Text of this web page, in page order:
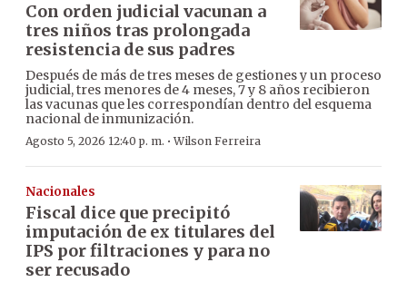
Con orden judicial vacunan a
tres niños tras prolongada
resistencia de sus padres
Después de más de tres meses de gestiones y un proceso
judicial, tres menores de 4 meses, 7 y 8 años recibieron
las vacunas que les correspondían dentro del esquema
nacional de inmunización.
Agosto 5, 2026 12:40 p. m. ·Wilson Ferreira
Nacionales
Fiscal dice que precipitó
imputación de ex titulares del
IPS por filtraciones y para no
ser recusado